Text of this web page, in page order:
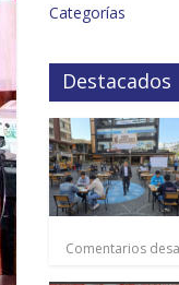
Categorías
Destacados
Comentarios